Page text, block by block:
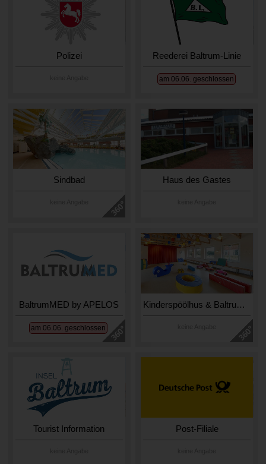
Polizei Reederei Baltrum-Linie
am 06.06. geschlossen
Sindbad Haus des Gastes
BaltrumMED by APELOS
am 06.06. geschlossen
Kinderspöölhus & Baltrum-Shop
Tourist Information Post-Filiale